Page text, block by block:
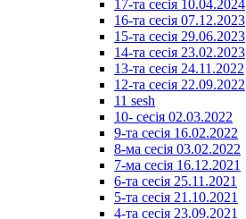
17-та сесія 10.04.2024
16-та сесія 07.12.2023
15-та сесія 29.06.2023
14-та сесія 23.02.2023
13-та сесія 24.11.2022
12-та сесія 22.09.2022
11 sesh
10- сесія 02.03.2022
9-та сесія 16.02.2022
8-ма сесія 03.02.2022
7-ма сесія 16.12.2021
6-та сесія 25.11.2021
5-та сесія 21.10.2021
4-та сесія 23.09.2021